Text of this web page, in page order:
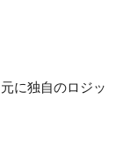
に独自のロジッ